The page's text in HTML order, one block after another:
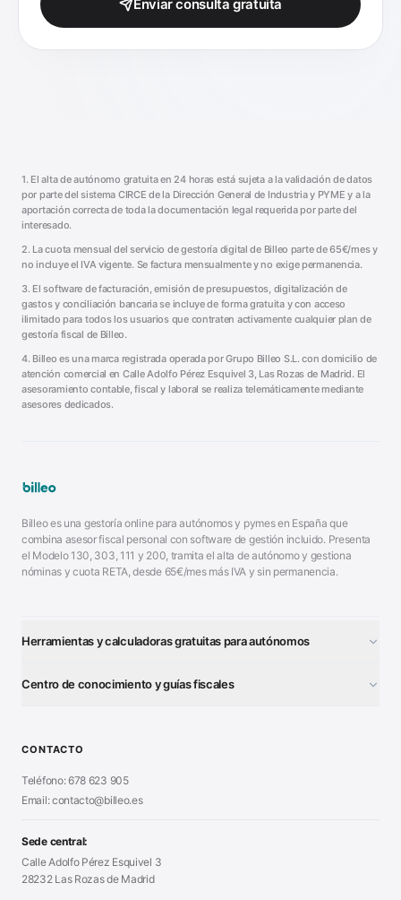
Enviar consulta gratuita
1. El alta de autónomo gratuita en 24 horas está sujeta a la validación de datos
por parte del sistema CIRCE de la Dirección General de Industria y PYME y a la
aportación correcta de toda la documentación legal requerida por parte del
interesado.
2. La cuota mensual del servicio de gestoría digital de Billeo parte de 65€/mes y
no incluye el IVA vigente. Se factura mensualmente y no exige permanencia.
3. El software de facturación, emisión de presupuestos, digitalización de
gastos y conciliación bancaria se incluye de forma gratuita y con acceso
ilimitado para todos los usuarios que contraten activamente cualquier plan de
gestoría fiscal de Billeo.
4. Billeo es una marca registrada operada por Grupo Billeo S.L. con domicilio de
atención comercial en Calle Adolfo Pérez Esquivel 3, Las Rozas de Madrid. El
asesoramiento contable, fiscal y laboral se realiza telemáticamente mediante
asesores dedicados.
Billeo es una gestoría online para autónomos y pymes en España que
combina asesor fiscal personal con software de gestión incluido. Presenta
el Modelo 130, 303, 111 y 200, tramita el alta de autónomo y gestiona
nóminas y cuota RETA, desde 65€/mes más IVA y sin permanencia.
Herramientas y calculadoras gratuitas para autónomos
Generador Nóminas
■ Generador Presupuestos
Generador Facturas
■Modelo Nómina PDF
■Calculadora Vacaciones
Centro de conocimiento y guías fiscales
■Alta Autónomo Paso a Paso
Declaración Renta 2026
■Certificado Digital
■Sanciones Hacienda
CONTACTO
Teléfono: 678 623 905
Email: contacto@billeo.es
Sede central:
Calle Adolfo Pérez Esquivel 3
28232 Las Rozas de Madrid